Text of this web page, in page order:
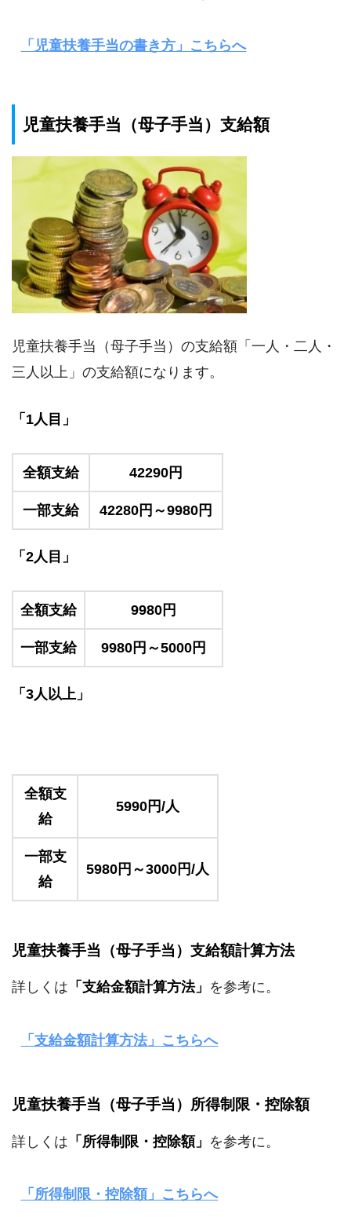
「児童扶養手当の書き方」こちらへ
児童扶養手当（母子手当）支給額
児童扶養手当（母子手当）の支給額「一人・二人・
三人以上」の支給額になります。
「1人目」
全額支給 42290円
一部支給 42280円～9980円
「2人目」
全額支給 9980円
一部支給 9980円～5000円
「3人以上」
全額支
給
5990円/人
一部支
給
5980円～3000円/人
児童扶養手当（母子手当）支給額計算方法
詳しくは 「支給金額計算方法」 を参考に。
「支給金額計算方法」こちらへ
児童扶養手当（母子手当）所得制限・控除額
詳しくは 「所得制限・控除額」 を参考に。
「所得制限・控除額」こちらへ